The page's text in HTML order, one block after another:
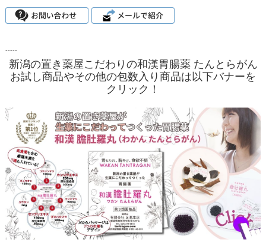
-----
新潟の置き薬屋こだわりの和漢胃腸薬 たんとらがん
お試し商品やその他の包数入り商品は以下バナーを
クリック！